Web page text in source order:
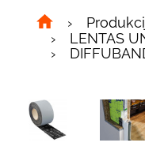
LENTAS